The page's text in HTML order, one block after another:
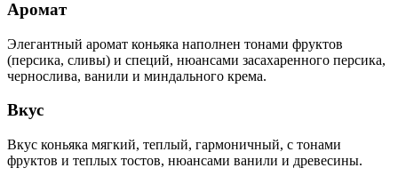
Аромат
Элегантный аромат коньяка наполнен тонами фруктов
(персика, сливы) и специй, нюансами засахаренного персика,
чернослива, ванили и миндального крема.
Вкус
Вкус коньяка мягкий, теплый, гармоничный, с тонами
фруктов и теплых тостов, нюансами ванили и древесины.